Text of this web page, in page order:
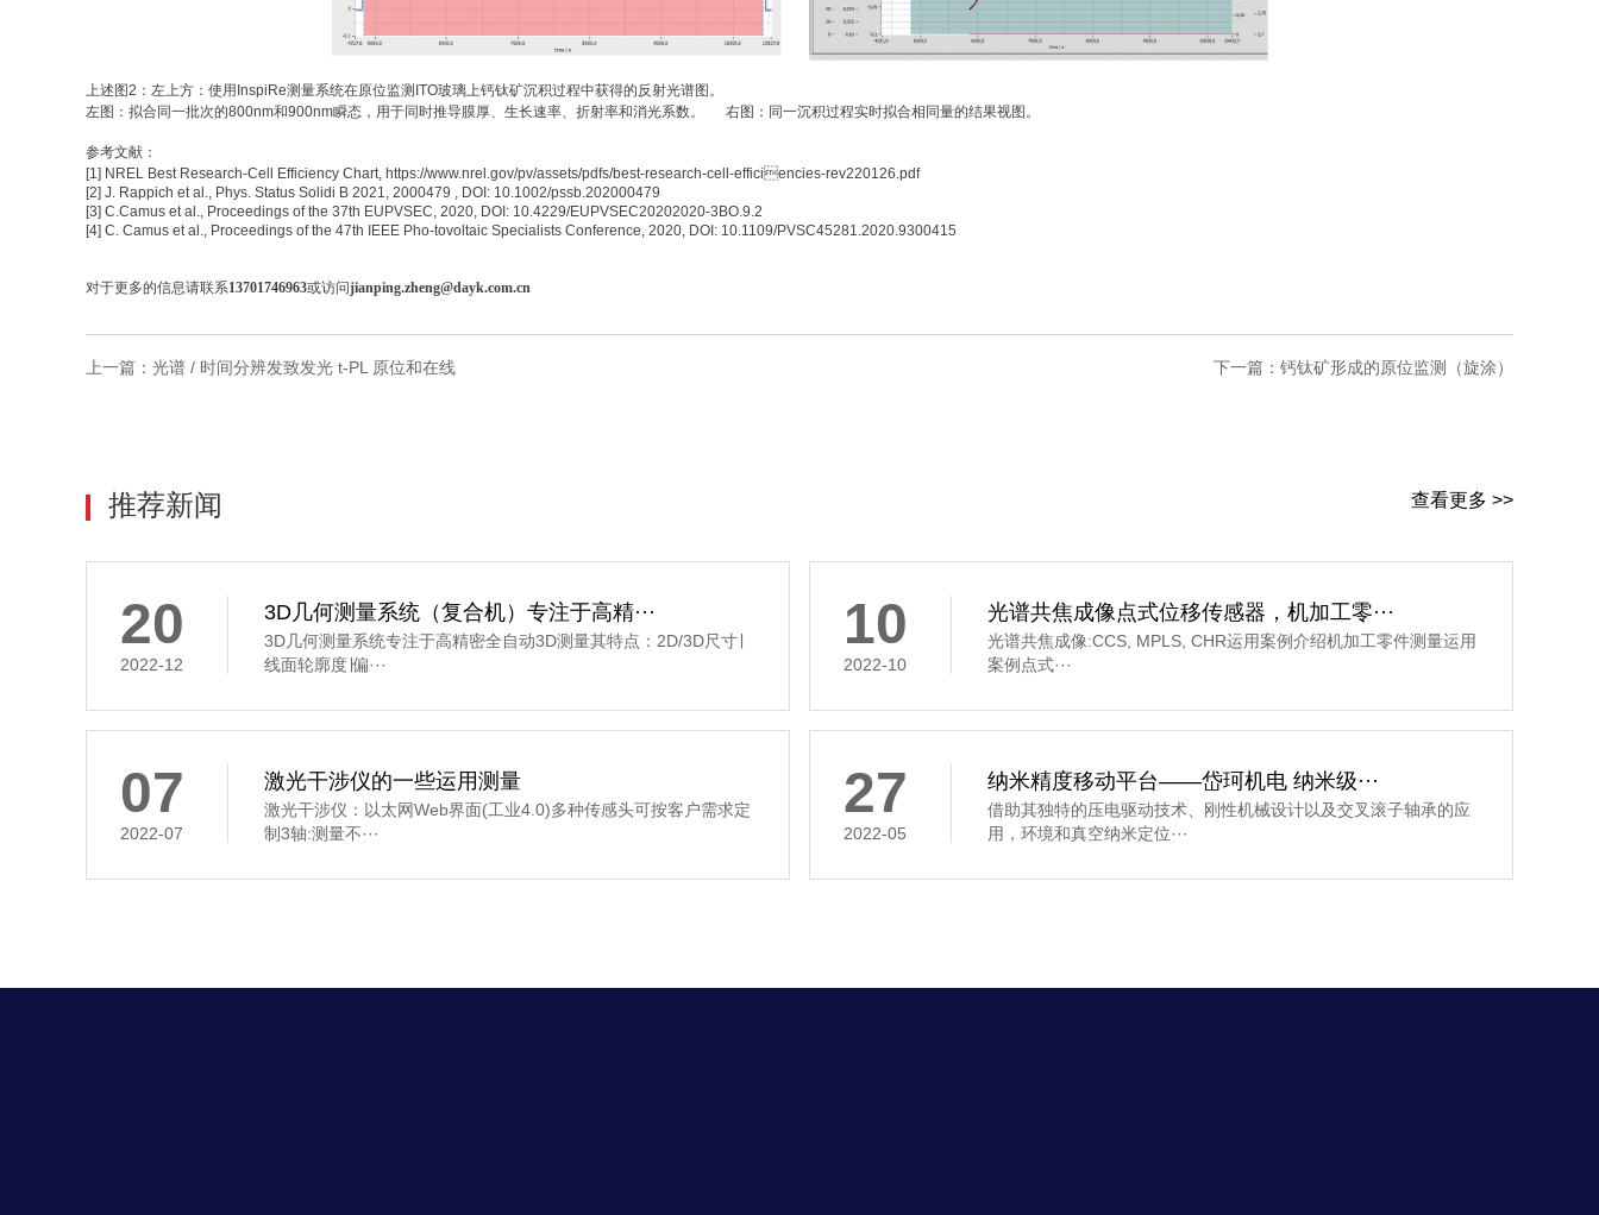
上述图2： 左上方：使用InspiRe测量系统在原位监测ITO玻璃上钙钛矿沉积过程中获得的反射光谱图。
左图：拟合同一批次的800nm和900nm瞬态，用于同时推导膜厚、生长速率、折射率和消光系数。 右图：同一沉积过程实时拟合相同量的结果视图。
参考文献：
[1] NREL Best Research-Cell Efficiency Chart, https://www.nrel.gov/pv/assets/pdfs/best-research-cell-efficiencies-rev220126.pdf
[2] J. Rappich et al., Phys. Status Solidi B 2021, 2000479 , DOI: 10.1002/pssb.202000479
[3] C.Camus et al., Proceedings of the 37th EUPVSEC, 2020, DOI: 10.4229/EUPVSEC20202020-3BO.9.2
[4] C. Camus et al., Proceedings of the 47th IEEE Pho-tovoltaic Specialists Conference, 2020, DOI: 10.1109/PVSC45281.2020.9300415
对于更多的信息请联系13701746963或访问jianping.zheng@dayk.com.cn
上一篇： 光谱 / 时间分辨发致发光 t-PL 原位和在线 下一篇： 钙钛矿形成的原位监测（旋涂）
查看更多 >>
推荐新闻
20
2022-12
3D几何测量系统（复合机）专注于高精···
3D几何测量系统专注于高精密全自动3D测量其特点：2D/3D尺寸∣
线面轮廓度∣偏···
10
2022-10
光谱共焦成像点式位移传感器，机加工零···
光谱共焦成像:CCS, MPLS, CHR运用案例介绍机加工零件测量运用
案例点式···
07
2022-07
激光干涉仪的一些运用测量
激光干涉仪：以太网Web界面(工业4.0)多种传感头可按客户需求定
制3轴:测量不···
27
2022-05
纳米精度移动平台——岱珂机电 纳米级···
借助其独特的压电驱动技术、刚性机械设计以及交叉滚子轴承的应
用，环境和真空纳米定位···